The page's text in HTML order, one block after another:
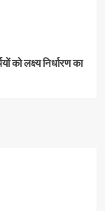
को लक्ष्य निर्धारण का